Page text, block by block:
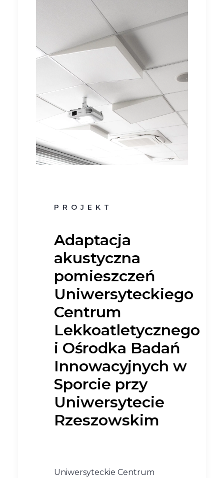
PROJEKT
Adaptacja
akustyczna
pomieszczeń
Uniwersyteckiego
Centrum
Lekkoatletycznego
i Ośrodka Badań
Innowacyjnych w
Sporcie przy
Uniwersytecie
Rzeszowskim
Uniwersyteckie Centrum